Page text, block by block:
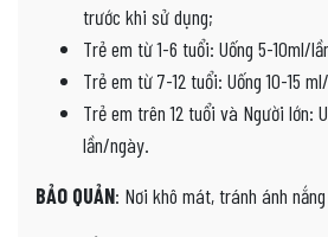
trước khi sử dụng;
Trẻ em từ 1-6 tuổi: Uống 5-10ml/
Trẻ em từ 7-12 tuổi: Uống 10-15
Trẻ em trên 12 tuổi và Người lớn:
lần/ngày.
BẢO QUẢN: Nơi khô mát, tránh ánh